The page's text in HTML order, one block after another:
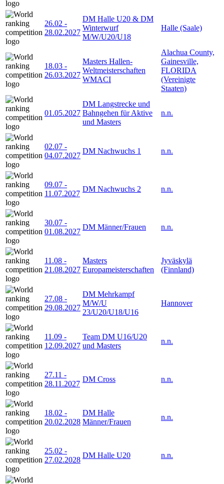
26.02 -
28.02.2027
DM Halle U20 & DM
Winterwurf
M/W/U20/U18
Halle (Saale)
18.03 -
26.03.2027
Masters Hallen-
Weltmeisterschaften
WMACI
Alachua County,
Gainesville,
FLORIDA
(Vereinigte
Staaten)
01.05.2027
DM Langstrecke und
Bahngehen für Aktive
und Masters
n.n.
02.07 -
04.07.2027
DM Nachwuchs 1 n.n.
09.07 -
11.07.2027
DM Nachwuchs 2 n.n.
30.07 -
01.08.2027
DM Männer/Frauen n.n.
11.08 -
21.08.2027
Masters
Europameisterschaften
Jyväskylä
(Finnland)
27.08 -
29.08.2027
DM Mehrkampf
M/W/U
23/U20/U18/U16
Hannover
11.09 -
12.09.2027
Team DM U16/U20
und Masters
n.n.
27.11 -
28.11.2027
DM Cross n.n.
18.02 -
20.02.2028
DM Halle
Männer/Frauen
n.n.
25.02 -
27.02.2028
DM Halle U20 n.n.